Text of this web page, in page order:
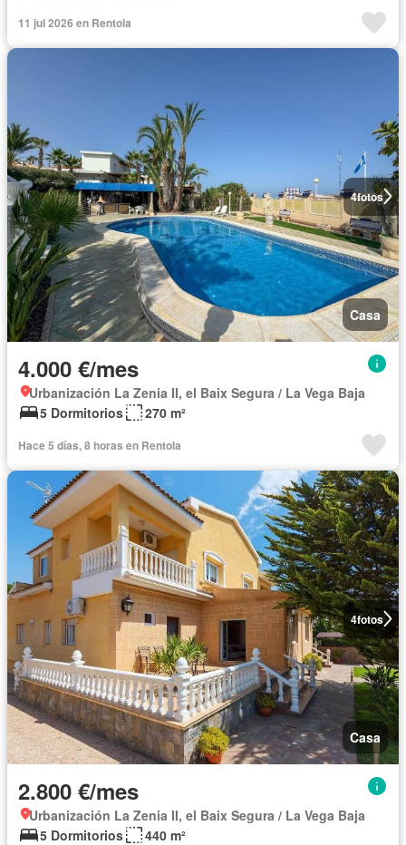
11 jul 2026 en Rentola
4fotos
Casa
4.000 €/mes
Urbanización La Zenia II, el Baix Segura / La Vega Baja
5 Dormitorios
270 m²
Hace 5 días, 8 horas en Rentola
4fotos
Casa
2.800 €/mes
Urbanización La Zenia II, el Baix Segura / La Vega Baja
5 Dormitorios
440 m²